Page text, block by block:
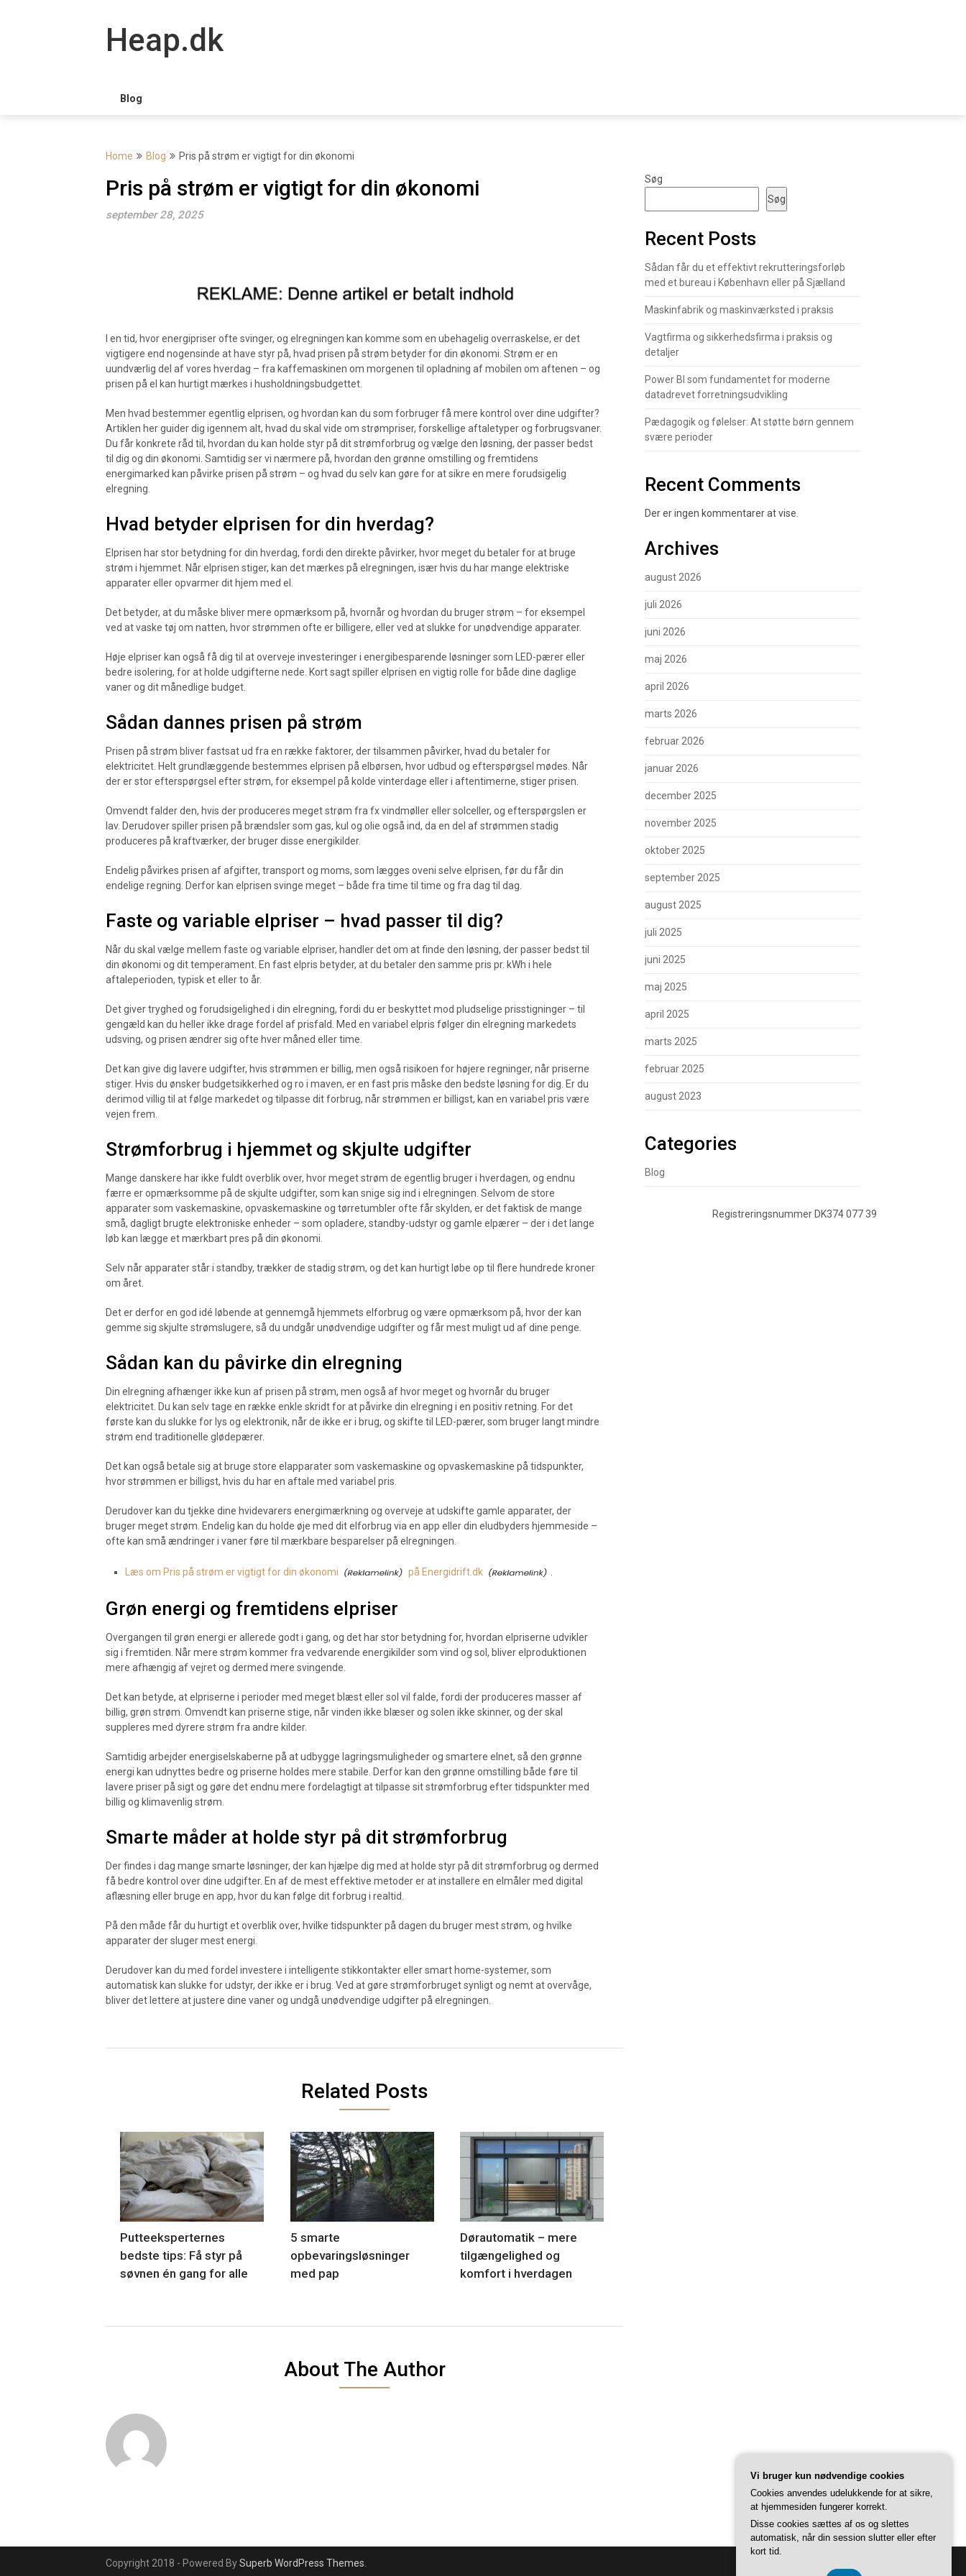
Heap.dk
Blog
Home Blog Pris på strøm er vigtigt for din økonomi
Pris på strøm er vigtigt for din økonomi
september 28, 2025
I en tid, hvor energipriser ofte svinger, og elregningen kan komme som en ubehagelig overraskelse, er det
vigtigere end nogensinde at have styr på, hvad prisen på strøm betyder for din økonomi. Strøm er en
uundværlig del af vores hverdag – fra kaffemaskinen om morgenen til opladning af mobilen om aftenen – og
prisen på el kan hurtigt mærkes i husholdningsbudgettet.
Men hvad bestemmer egentlig elprisen, og hvordan kan du som forbruger få mere kontrol over dine udgifter?
Artiklen her guider dig igennem alt, hvad du skal vide om strømpriser, forskellige aftaletyper og forbrugsvaner.
Du får konkrete råd til, hvordan du kan holde styr på dit strømforbrug og vælge den løsning, der passer bedst
til dig og din økonomi. Samtidig ser vi nærmere på, hvordan den grønne omstilling og fremtidens
energimarked kan påvirke prisen på strøm – og hvad du selv kan gøre for at sikre en mere forudsigelig
elregning.
Hvad betyder elprisen for din hverdag?
Elprisen har stor betydning for din hverdag, fordi den direkte påvirker, hvor meget du betaler for at bruge
strøm i hjemmet. Når elprisen stiger, kan det mærkes på elregningen, især hvis du har mange elektriske
apparater eller opvarmer dit hjem med el.
Det betyder, at du måske bliver mere opmærksom på, hvornår og hvordan du bruger strøm – for eksempel
ved at vaske tøj om natten, hvor strømmen ofte er billigere, eller ved at slukke for unødvendige apparater.
Høje elpriser kan også få dig til at overveje investeringer i energibesparende løsninger som LED-pærer eller
bedre isolering, for at holde udgifterne nede. Kort sagt spiller elprisen en vigtig rolle for både dine daglige
vaner og dit månedlige budget.
Sådan dannes prisen på strøm
Prisen på strøm bliver fastsat ud fra en række faktorer, der tilsammen påvirker, hvad du betaler for
elektricitet. Helt grundlæggende bestemmes elprisen på elbørsen, hvor udbud og efterspørgsel mødes. Når
der er stor efterspørgsel efter strøm, for eksempel på kolde vinterdage eller i aftentimerne, stiger prisen.
Omvendt falder den, hvis der produceres meget strøm fra fx vindmøller eller solceller, og efterspørgslen er
lav. Derudover spiller prisen på brændsler som gas, kul og olie også ind, da en del af strømmen stadig
produceres på kraftværker, der bruger disse energikilder.
Endelig påvirkes prisen af afgifter, transport og moms, som lægges oveni selve elprisen, før du får din
endelige regning. Derfor kan elprisen svinge meget – både fra time til time og fra dag til dag.
Faste og variable elpriser – hvad passer til dig?
Når du skal vælge mellem faste og variable elpriser, handler det om at finde den løsning, der passer bedst til
din økonomi og dit temperament. En fast elpris betyder, at du betaler den samme pris pr. kWh i hele
aftaleperioden, typisk et eller to år.
Det giver tryghed og forudsigelighed i din elregning, fordi du er beskyttet mod pludselige prisstigninger – til
gengæld kan du heller ikke drage fordel af prisfald. Med en variabel elpris følger din elregning markedets
udsving, og prisen ændrer sig ofte hver måned eller time.
Det kan give dig lavere udgifter, hvis strømmen er billig, men også risikoen for højere regninger, når priserne
stiger. Hvis du ønsker budgetsikkerhed og ro i maven, er en fast pris måske den bedste løsning for dig. Er du
derimod villig til at følge markedet og tilpasse dit forbrug, når strømmen er billigst, kan en variabel pris være
vejen frem.
Strømforbrug i hjemmet og skjulte udgifter
Mange danskere har ikke fuldt overblik over, hvor meget strøm de egentlig bruger i hverdagen, og endnu
færre er opmærksomme på de skjulte udgifter, som kan snige sig ind i elregningen. Selvom de store
apparater som vaskemaskine, opvaskemaskine og tørretumbler ofte får skylden, er det faktisk de mange
små, dagligt brugte elektroniske enheder – som opladere, standby-udstyr og gamle elpærer – der i det lange
løb kan lægge et mærkbart pres på din økonomi.
Selv når apparater står i standby, trækker de stadig strøm, og det kan hurtigt løbe op til flere hundrede kroner
om året.
Det er derfor en god idé løbende at gennemgå hjemmets elforbrug og være opmærksom på, hvor der kan
gemme sig skjulte strømslugere, så du undgår unødvendige udgifter og får mest muligt ud af dine penge.
Sådan kan du påvirke din elregning
Din elregning afhænger ikke kun af prisen på strøm, men også af hvor meget og hvornår du bruger
elektricitet. Du kan selv tage en række enkle skridt for at påvirke din elregning i en positiv retning. For det
første kan du slukke for lys og elektronik, når de ikke er i brug, og skifte til LED-pærer, som bruger langt mindre
strøm end traditionelle glødepærer.
Det kan også betale sig at bruge store elapparater som vaskemaskine og opvaskemaskine på tidspunkter,
hvor strømmen er billigst, hvis du har en aftale med variabel pris.
Derudover kan du tjekke dine hvidevarers energimærkning og overveje at udskifte gamle apparater, der
bruger meget strøm. Endelig kan du holde øje med dit elforbrug via en app eller din eludbyders hjemmeside –
ofte kan små ændringer i vaner føre til mærkbare besparelser på elregningen.
Læs om Pris på strøm er vigtigt for din økonomi på Energidrift.dk
Grøn energi og fremtidens elpriser
Overgangen til grøn energi er allerede godt i gang, og det har stor betydning for, hvordan elpriserne udvikler
sig i fremtiden. Når mere strøm kommer fra vedvarende energikilder som vind og sol, bliver elproduktionen
mere afhængig af vejret og dermed mere svingende.
Det kan betyde, at elpriserne i perioder med meget blæst eller sol vil falde, fordi der produceres masser af
billig, grøn strøm. Omvendt kan priserne stige, når vinden ikke blæser og solen ikke skinner, og der skal
suppleres med dyrere strøm fra andre kilder.
Samtidig arbejder energiselskaberne på at udbygge lagringsmuligheder og smartere elnet, så den grønne
energi kan udnyttes bedre og priserne holdes mere stabile. Derfor kan den grønne omstilling både føre til
lavere priser på sigt og gøre det endnu mere fordelagtigt at tilpasse sit strømforbrug efter tidspunkter med
billig og klimavenlig strøm.
Smarte måder at holde styr på dit strømforbrug
Der findes i dag mange smarte løsninger, der kan hjælpe dig med at holde styr på dit strømforbrug og dermed
få bedre kontrol over dine udgifter. En af de mest effektive metoder er at installere en elmåler med digital
aflæsning eller bruge en app, hvor du kan følge dit forbrug i realtid.
På den måde får du hurtigt et overblik over, hvilke tidspunkter på dagen du bruger mest strøm, og hvilke
apparater der sluger mest energi.
Derudover kan du med fordel investere i intelligente stikkontakter eller smart home-systemer, som
automatisk kan slukke for udstyr, der ikke er i brug. Ved at gøre strømforbruget synligt og nemt at overvåge,
bliver det lettere at justere dine vaner og undgå unødvendige udgifter på elregningen.
Related Posts
Putteeksperternes
bedste tips: Få styr på
søvnen én gang for alle
5 smarte
opbevaringsløsninger
med pap
Dørautomatik – mere
tilgængelighed og
komfort i hverdagen
About The Author
Søg
Søg
Recent Posts
Sådan får du et effektivt rekrutteringsforløb
med et bureau i København eller på Sjælland
Maskinfabrik og maskinværksted i praksis
Vagtfirma og sikkerhedsfirma i praksis og
detaljer
Power BI som fundamentet for moderne
datadrevet forretningsudvikling
Pædagogik og følelser: At støtte børn gennem
svære perioder
Recent Comments
Der er ingen kommentarer at vise.
Archives
august 2026
juli 2026
juni 2026
maj 2026
april 2026
marts 2026
februar 2026
januar 2026
december 2025
november 2025
oktober 2025
september 2025
august 2025
juli 2025
juni 2025
maj 2025
april 2025
marts 2025
februar 2025
august 2023
Categories
Blog
Copyright 2018 - Powered BySuperb WordPress Themes
Registreringsnummer DK374 077 39
Vi bruger kun nødvendige cookies
Cookies anvendes udelukkende for at sikre,
at hjemmesiden fungerer korrekt.
Disse cookies sættes af os og slettes
automatisk, når din session slutter eller efter
kort tid.